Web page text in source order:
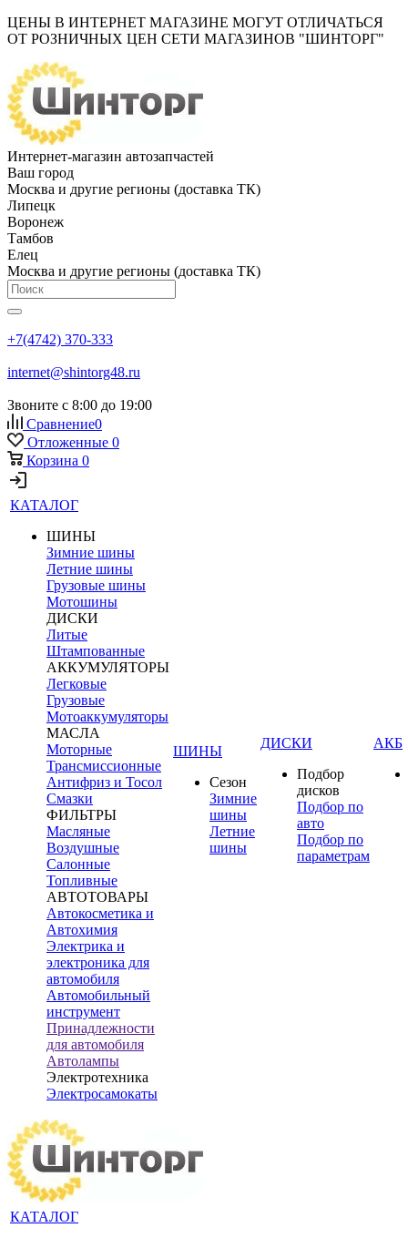
ЦЕНЫ В ИНТЕРНЕТ МАГАЗИНЕ МОГУТ ОТЛИЧАТЬСЯ
ОТ РОЗНИЧНЫХ ЦЕН СЕТИ МАГАЗИНОВ "ШИНТОРГ"
Интернет-магазин автозапчастей
Ваш город
Москва и другие регионы (доставка ТК)
Липецк
Воронеж
Тамбов
Елец
Москва и другие регионы (доставка ТК)
+7(4742) 370-333
internet@shintorg48.ru
Звоните с 8:00 до 19:00
Сравнение0
Отложенные 0
Корзина 0
КАТАЛОГ
ШИНЫ
Зимние шины
Летние шины
Грузовые шины
Мотошины
ДИСКИ
Литые
Штампованные
АККУМУЛЯТОРЫ
Легковые
Грузовые
Мотоаккумуляторы
МАСЛА
Моторные
Трансмиссионные
Антифриз и Тосол
Смазки
ФИЛЬТРЫ
Масляные
Воздушные
Салонные
Топливные
АВТОТОВАРЫ
Автокосметика и
Автохимия
Электрика и
электроника для
автомобиля
Автомобильный
инструмент
Принадлежности
для автомобиля
Автолампы
Электротехника
Электросамокаты
ШИНЫ
Сезон
Зимние
шины
Летние
шины
ДИСКИ
Подбор
дисков
Подбор по
авто
Подбор по
параметрам
АКБ
КАТАЛОГ